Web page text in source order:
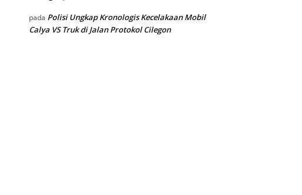
pada Polisi Ungkap Kronologis Kecelakaan Mobil
Calya VS Truk di Jalan Protokol Cilegon